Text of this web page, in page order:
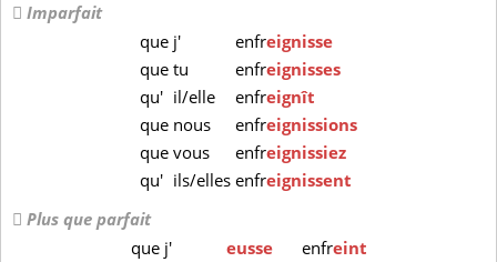
Imparfait
que j' enfreignisse
quetu enfreignisses
qu' il/elle enfreignît
que nous enfreignissions
quevous enfreignissiez
qu' ils/ellesenfreignissent
Plus que parfait
que j' eusse enfreint